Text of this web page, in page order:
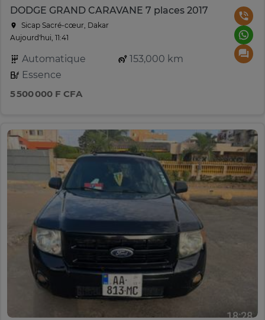
DODGE GRAND CARAVANE 7 places 2017
Sicap Sacré-cœur, Dakar
Aujourd'hui, 11:41
Automatique
153,000 km
Essence
5 500 000 F CFA